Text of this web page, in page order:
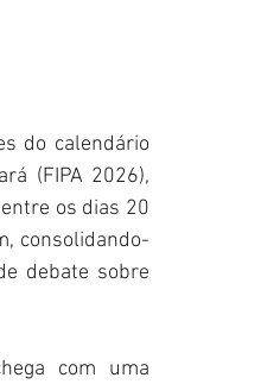
do calendário
(FIPA 2026),
os dias 20
consolidando-
debate sobre
com uma